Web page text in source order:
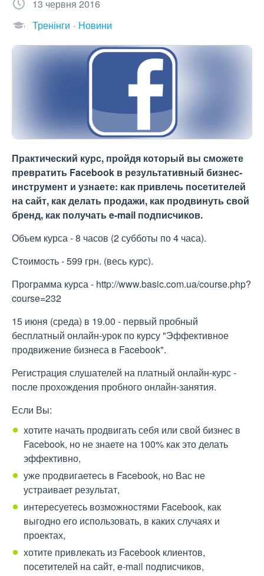
13 червня 2016
Тренінги
Новини
Практический курс, пройдя который вы сможете
превратить Facebook в результативный бизнес-
инструмент и узнаете: как привлечь посетителей
на сайт, как делать продажи, как продвинуть свой
бренд, как получать e-mail подписчиков.
Объем курса - 8 часов (2 субботы по 4 часа).
Стоимость - 599 грн. (весь курс).
Программа курса - http://www.basic.com.ua/course.php?
course=232
15 июня (среда) в 19.00 - первый пробный
бесплатный онлайн-урок по курсу "Эффективное
продвижение бизнеса в Facebook".
Регистрация слушателей на платный онлайн-курс -
после прохождения пробного онлайн-занятия.
Если Вы:
хотите начать продвигать себя или свой бизнес в
Facebook, но не знаете на 100% как это делать
эффективно,
уже продвигаетесь в Facebook, но Вас не
устраивает результат,
интересуетесь возможностями Facebook, как
выгодно его использовать, в каких случаях и
проектах,
хотите привлекать из Facebook клиентов,
посетителей на сайт, e-mail подписчиков,